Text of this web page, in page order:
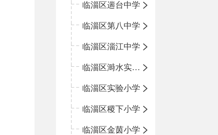
临淄区遄台中学
临淄区第八中学
临淄区淄江中学
临淄区溡水实验学校
临淄区实验小学
临淄区稷下小学
临淄区金茵小学